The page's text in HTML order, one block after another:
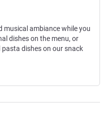
musical ambiance while you
dishes on the menu, or
dishes on our snack